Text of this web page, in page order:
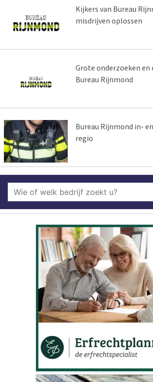
Kijkers van Bureau
misdrijven oplossen
Grote onderzoeken en
Bureau Rijnmond
Bureau Rijnmond in-
regio